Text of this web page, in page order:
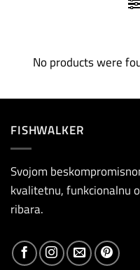
No products were
FISHWALKER
Svojom
kvalitetnu, funkcionalnu
ribara.